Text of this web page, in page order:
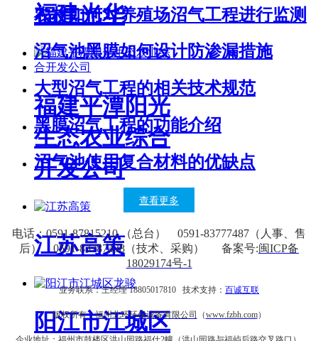
福建光华
福建平潭阳光
生态农业综合
开发公司
江苏高策
阳江市江城区
农村如何对养殖场沼气工程进行监测
沼气池黑膜如何设计防渗漏措施
大型沼气工程的相关技术规范
黑膜沼气工程的功能介绍
沼气池使用复合材料的优缺点
查看更多
电话：0591-87815210 （总台） 0591-83777487（人事、售
后） 0591-83787438（技术、采购） 备案号:闽ICP备
18029174号-1
业务联系：王经理 18805017810 技术支持： 百诚互联
版权所有：福州北环环保设备有限公司 （www.fzbh.com）